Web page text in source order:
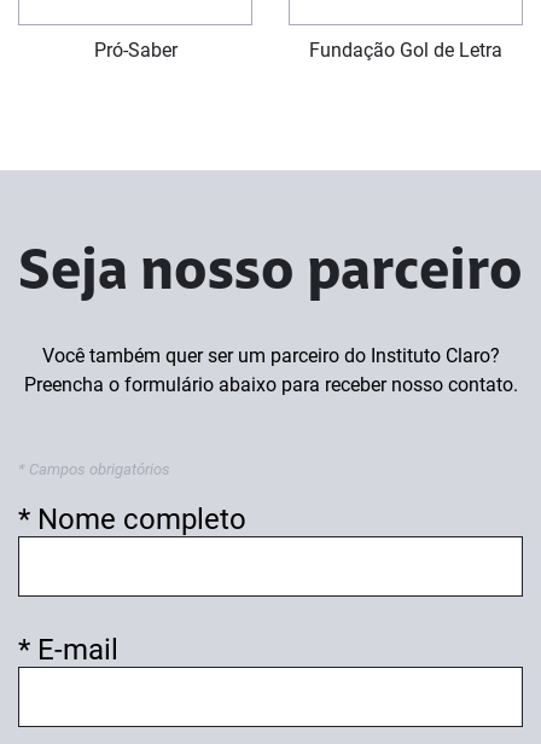
Pró-Saber Fundação Gol de Letra
Seja nosso parceiro
Você também quer ser um parceiro do Instituto Claro?
Preencha o formulário abaixo para receber nosso contato.
* Campos obrigatórios
* Nome completo
* E-mail